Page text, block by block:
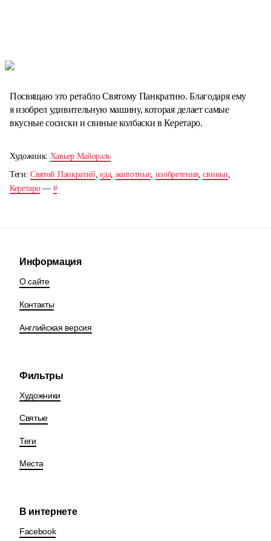
Посвящаю это ретабло Святому Панкратию. Благодаря ему
я изобрел удивительную машину, которая делает самые
вкусные сосиски и свиные колбаски в Керетаро.
Художник: Хавьер Майораль
Теги:Святой Панкратий ,еда, животные, изобретения ,свиньи
Керетаро— #
Информация
О сайте
Контакты
Английская версия
Фильтры
Художники
Святые
Теги
Места
В интернете
Facebook